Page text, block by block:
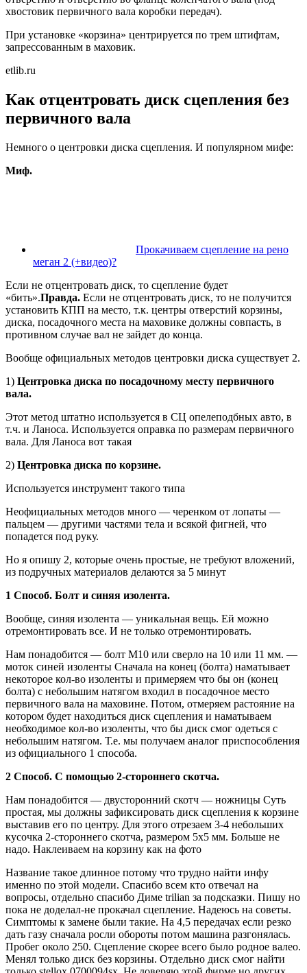
хвостовик первичного вала коробки передач).
При установке «корзина» центрируется по трем штифтам,
запрессованным в маховик.
etlib.ru
Как отцентровать диск сцепления без
первичного вала
Немного о центровки диска сцепления. И популярном мифе:
Миф.
Прокачиваем сцепление на рено
меган 2 (+видео)?
Если не отцентровать диск, то сцепление будет
«бить».Правда. Если не отцентровать диск, то не получится
установить КПП на место, т.к. центры отверстий корзины,
диска, посадочного места на маховике должны совпасть, в
противном случае вал не зайдет до конца.
Вообще официальных методов центровки диска существует 2.
1) Центровка диска по посадочному месту первичного
вала.
Этот метод штатно используется в СЦ опелеподбных авто, в
т.ч. и Ланоса. Используется оправка по размерам первичного
вала. Для Ланоса вот такая
2) Центровка диска по корзине.
Используется инструмент такого типа
Неофициальных методов много — черенком от лопаты —
пальцем — другими частями тела и всякой фигней, что
попадется под руку.
Но я опишу 2, которые очень простые, не требуют вложений,
из подручных материалов делаются за 5 минут
1 Способ. Болт и синяя изолента.
Вообще, синяя изолента — уникальная вещь. Ей можно
отремонтировать все. И не только отремонтировать.
Нам понадобится — болт М10 или сверло на 10 или 11 мм. —
моток синей изоленты Сначала на конец (болта) наматывает
некоторое кол-во изоленты и примеряем что бы он (конец
болта) с небольшим натягом входил в посадочное место
первичного вала на маховине. Потом, отмеряем растояние на
котором будет находиться диск сцепления и наматываем
необходимое кол-во изоленты, что бы диск смог одеться с
небольшим натягом. Т.е. мы получаем аналог приспособления
из официального 1 способа.
2 Способ. С помощью 2-стороннего скотча.
Нам понадобится — двусторонний скотч — ножницы Суть
простая, мы должны зафиксировать диск сцепления к корзине
выставив его по центру. Для этого отрезаем 3-4 небольших
кусочка 2-стороннего скотча, размером 5х5 мм. Больше не
надо. Наклеиваем на корзину как на фото
Название такое длинное потому что трудно найти инфу
именно по этой модели. Спасибо всем кто отвечал на
вопросы, отдельно спасибо Диме trilian за подсказки. Пишу но
пока не доделал-не прокачал сцепление. Надеюсь на советы.
Симптомы к замене были такие. На 4,5 передачах если резко
дать газу сначала росли обороты потом машина разгонялась.
Пробег около 250. Сцепление скорее всего было родное валео.
Менял только диск без корзины. Отдельно диск смог найти